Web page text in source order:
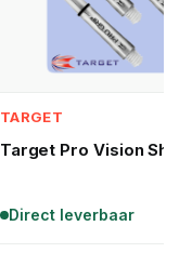
TARGET
Target Pro Vision Shaft
Direct leverbaar